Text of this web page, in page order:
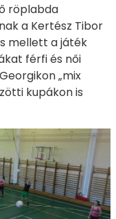
röplabda
a Kertész Tibor
mellett a játék
férfi és női
„mix
kupákon is